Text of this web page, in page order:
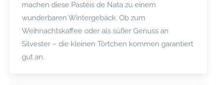
machen diese Pastéis de Nata zu einem
wunderbaren Wintergebäck. Ob zum
Weihnachtskaffee oder als süßer Genuss an
Silvester – die kleinen Törtchen kommen garantiert
gut an.